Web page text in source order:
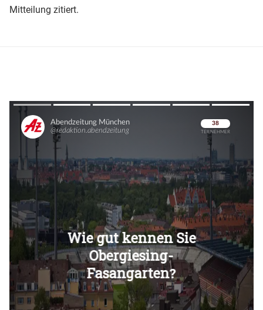
Mitteilung zitiert.
Überspringen
Überspringen